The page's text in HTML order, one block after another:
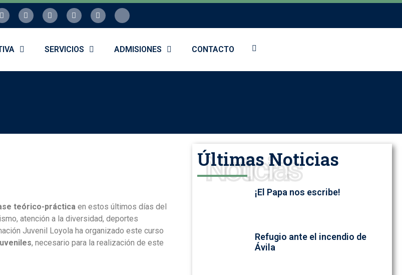
SERVICIOS ADMISIONES CONTACTO
teórico-práctica en estos últimos días del
atención a la diversidad, deportes
Juvenil Loyola ha organizado este curso
, necesario para la realización de este
Noticias
Últimas Noticias
¡El Papa nos escribe!
Refugio ante el incendio de
Ávila